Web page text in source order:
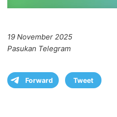
19 November 2025
Pasukan Telegram
Forward Tweet